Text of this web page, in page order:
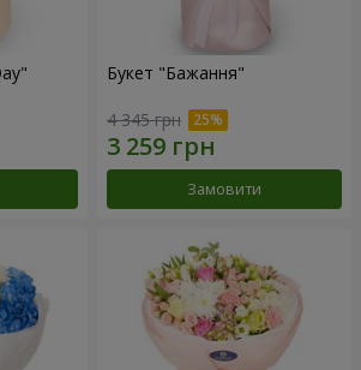
Букет "Бажання"
4 345 грн
Замовити